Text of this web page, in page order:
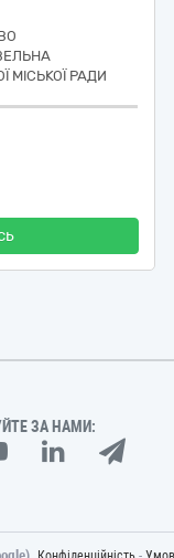
МІСЬКОЇ РАДИ
ЗА НАМИ: